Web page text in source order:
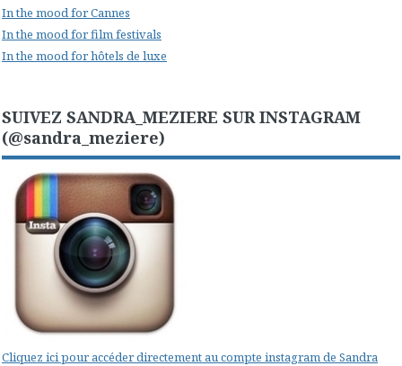
In the mood for Cannes
In the mood for film festivals
In the mood for hôtels de luxe
SUIVEZ SANDRA_MEZIERE SUR INSTAGRAM
(@sandra_meziere)
Cliquez ici pour accéder directement au compte instagram de Sandra